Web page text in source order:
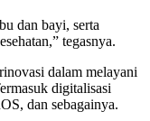
dan bayi, serta
tegasnya.
dalam melayani
digitalisasi
dan sebagainya.